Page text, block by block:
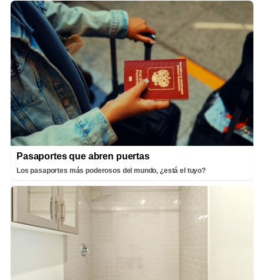
Pasaportes que abren puertas
Los pasaportes más poderosos del mundo, ¿está el tuyo?